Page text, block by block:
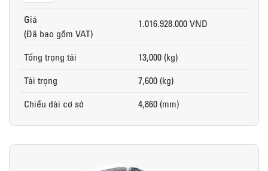
Giá
(Đã bao gồm VAT)
1.016.928.000 VND
Tổng trọng tải
13,000 (kg)
Tải trọng
7,600 (kg)
Chiều dài cơ sở
4,860 (mm)